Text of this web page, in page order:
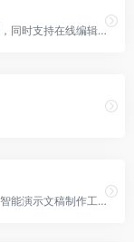
AI根据主题、文档、网址智能生成PPT文档，同时支持在线编辑、美化、排版、导出、一键动效、自动生成演讲稿等功能
PowerPresent.ai 是一款革命性的在线人工智能演示文稿制作工具，旨在帮助用户在几秒钟内将简单的想法转化为专业、引人入胜的幻灯片演示。